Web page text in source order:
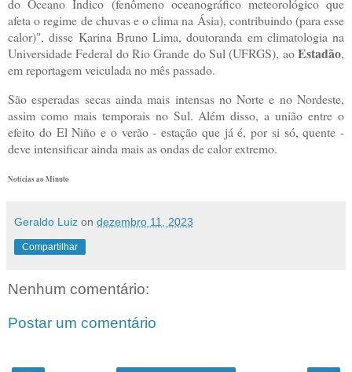
do Oceano Índico (fenômeno oceanográfico meteorológico que
afeta o regime de chuvas e o clima na Ásia), contribuindo (para esse
calor)", disse Karina Bruno Lima, doutoranda em climatologia na
Universidade Federal do Rio Grande do Sul (UFRGS), aoEstadão,
em reportagem veiculada no mês passado.
São esperadas secas ainda mais intensas no Norte e no Nordeste,
assim como mais temporais no Sul. Além disso, a união entre o
efeito do El Niño e o verão - estação que já é, por si só, quente -
deve intensificar ainda mais as ondas de calor extremo.
Notícias ao Minuto
Geraldo Luiz on dezembro 11, 2023
Compartilhar
Nenhum comentário:
Postar um comentário